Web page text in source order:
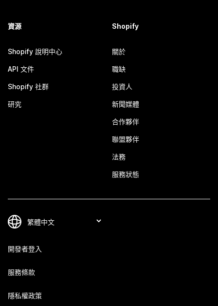
資源
Shopify 說明中心
API 文件
Shopify 社群
研究
Shopify
關於
職缺
投資人
新聞媒體
合作夥伴
聯盟夥伴
法務
服務狀態
開發者登入
服務條款
隱私權政策